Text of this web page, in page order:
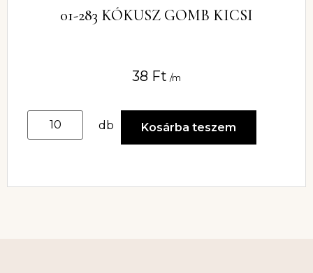
01-283 KÓKUSZ GOMB KICSI
38 Ft /m
db Kosárba teszem